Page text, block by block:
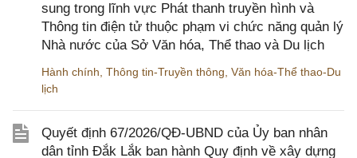
sung trong lĩnh vực Phát thanh truyền hình và
Thông tin điện tử thuộc phạm vi chức năng quản lý
Nhà nước của Sở Văn hóa, Thể thao và Du lịch
Hành chính Thông tin-Truyền thông Văn hóa-Thể thao-Du
lịch
Quyết định 67/2026/QĐ-UBND của Ủy ban nhân
dân tỉnh Đắk Lắk ban hành Quy định về xây dựng